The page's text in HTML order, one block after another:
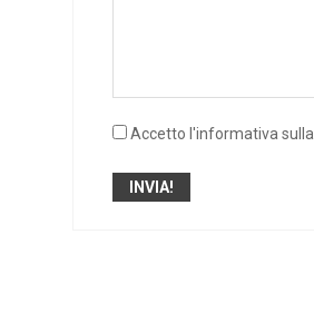
Accetto l'informativa sulla